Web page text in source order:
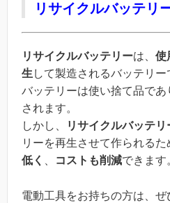
リサイクルバッテリ
リサイクルバッテリーは、 使
生して製造されるバッテリー
バッテリーは使い捨て品で
されます。
しかし、
リサイクルバッテリ
リーを再生させて作られるた
低く 、 コストも削減できます
電動工具をお持ちの方は、